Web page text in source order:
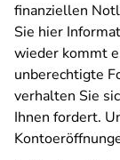
finanziellen
Sie hier
wieder kommt
unberechtigte
verhalten Sie
Ihnen fordert.